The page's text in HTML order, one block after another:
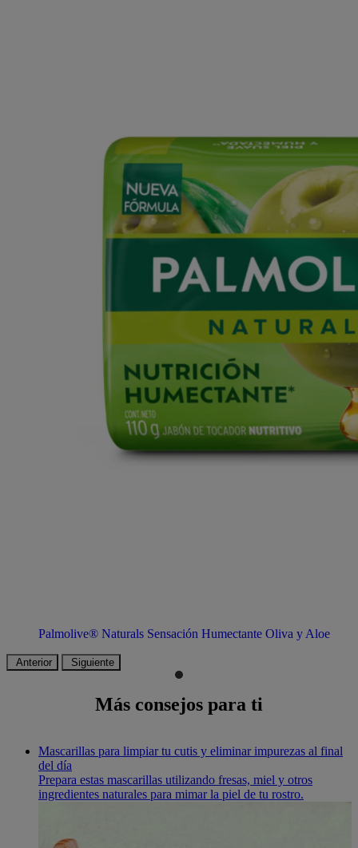
Palmolive® Naturals Sensación Humectante Oliva y Aloe
Anterior Siguiente
Más consejos para ti
Mascarillas para limpiar tu cutis y eliminar impurezas al final
del día
Prepara estas mascarillas utilizando fresas, miel y otros
ingredientes naturales para mimar la piel de tu rostro.